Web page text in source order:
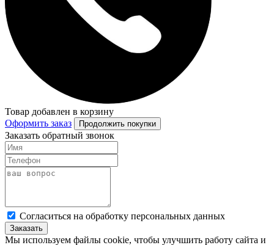
Товар добавлен в корзину
Оформить заказ
Продолжить покупки
Заказать обратный звонок
Cогласиться на обработку персональных данных
Заказать
Мы используем файлы cookie, чтобы улучшить работу сайта и